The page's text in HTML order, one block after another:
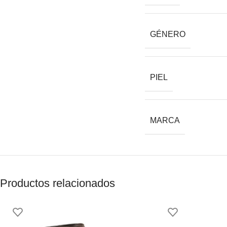
GÉNERO
PIEL
MARCA
Productos relacionados